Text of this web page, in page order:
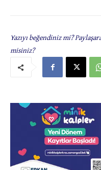
Yazıyı beğendiniz mi?
misiniz?